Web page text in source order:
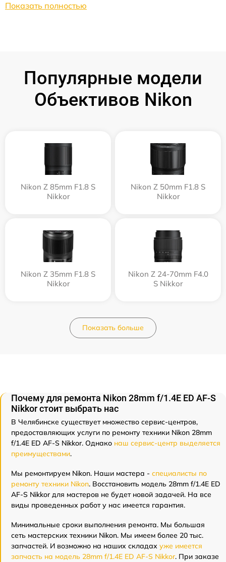
Показать полностью
Популярные модели
Объективов Nikon
Nikon Z 85mm F1.8 S
Nikkor
Nikon Z 50mm F1.8 S
Nikkor
Nikon Z 35mm F1.8 S
Nikkor
Nikon Z 24-70mm F4.0
S Nikkor
Показать больше
Почему для ремонта Nikon 28mm f/1.4E ED AF-S
Nikkor стоит выбрать нас
В Челябинске существует множество сервис-центров,
предоставляющих услуги по ремонту техники Nikon 28mm
f/1.4E ED AF-S Nikkor. Однако наш сервис-центр выделяется
преимуществами.
Мы ремонтируем Nikon. Наши мастера - специалисты по
ремонту техники Nikon. Восстановить модель 28mm f/1.4E ED
AF-S Nikkor для мастеров не будет новой задачей. На все
виды проведенных работ у нас имеется гарантия.
Минимальные сроки выполнения ремонта. Мы большая
сеть мастерских техники Nikon. Мы имеем более 20 тыс.
запчастей. И возможно на наших складах уже имеется
запчасть на модель 28mm f/1.4E ED AF-S Nikkor. При заказе